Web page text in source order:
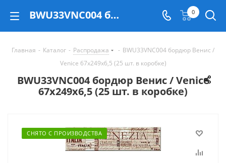
BWU33VNC004 бордюр Венис / Venice 67x249x6,5 (25 шт. в коробке) - купить в Екатеринбурге 0
Главная - Каталог - Распродажа - BWU33VNC004 бордюр Венис /
Venice 67x249x6,5 (25 шт. в коробке)
BWU33VNC004 бордюр Венис / Venice
67x249x6,5 (25 шт. в коробке)
СНЯТО С ПРОИЗВОДСТВА